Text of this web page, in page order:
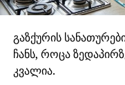
გაზქურის
ჩანს, როცა
კვალია.